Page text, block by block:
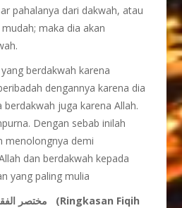
pahalanya dari dakwah, atau
maka dia akan
berdakwah karena
dengannya karena dia
berdakwah juga karena Allah.
Dengan sebab inilah
menolongnya demi
dan berdakwah kepada
yang paling mulia
مختصر
(Ringkasan Fiqih